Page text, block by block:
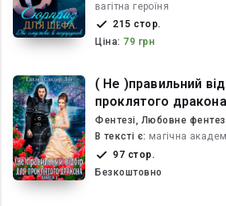
вагітна героїня
215 стор.
Ціна: 79 грн
( Не )правильний
проклятого
Фентезі, Любовне
В текcті є: магічна
97 стор.
Безкоштовно